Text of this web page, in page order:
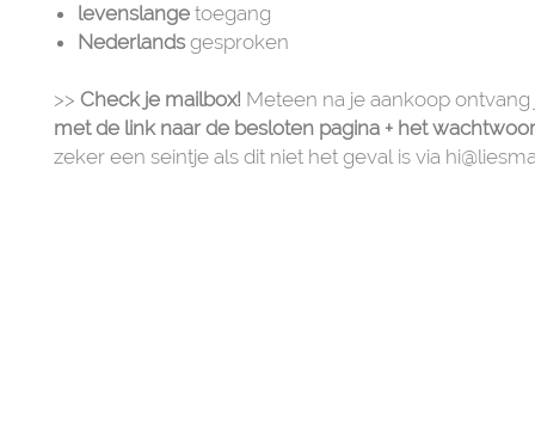
levenslange toegang
Nederlands gesproken
>> Check je mailbox! Meteen na je aankoop
met de link naar de besloten pagina + het
zeker een seintje als dit niet het geval is via